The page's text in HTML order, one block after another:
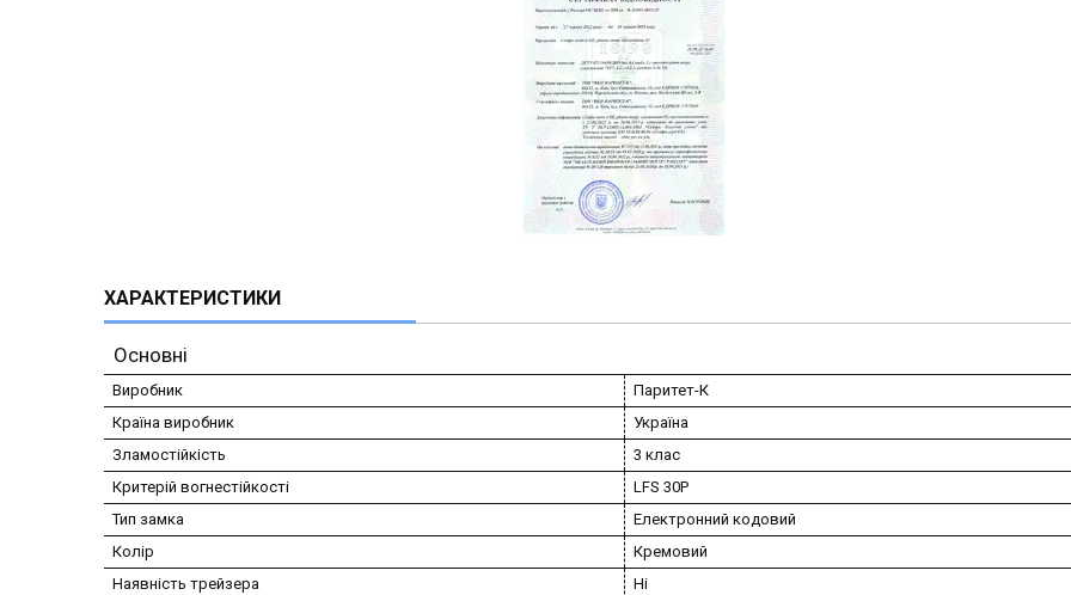
ХАРАКТЕРИСТИКИ
Основні
Виробник
Паритет-К
Країна виробник
Україна
Зламостійкість
3 клас
Критерій вогнестійкості
LFS 30P
Тип замка
Електронний кодовий
Колір
Кремовий
Наявність трейзера
Ні